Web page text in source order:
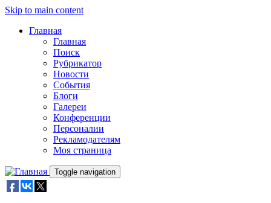
Skip to main content
Главная
Главная
Поиск
Рубрикатор
Новости
События
Блоги
Галереи
Конференции
Персоналии
Рекламодателям
Моя страница
Toggle navigation